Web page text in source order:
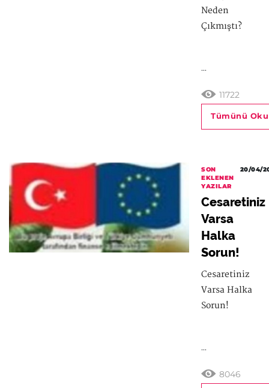
Neden
Çıkmıştı?
...
11722
Tümünü Oku
SON
EKLENEN
YAZILAR
20/04/
Cesaretiniz
Varsa
Halka
Sorun!
Cesaretiniz
Varsa Halka
Sorun!
...
8046